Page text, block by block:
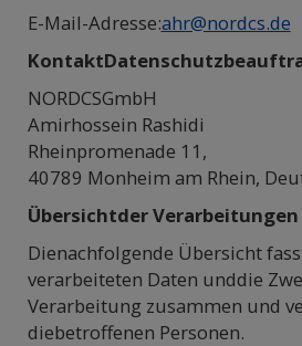
E-Mail-Adresse:ahr@nordcs.de
NORDCSGmbH
Amirhossein Rashidi
Rheinpromenade 11,
40789 Monheim am Rhein,
Übersichtder Verarbeitungen
Dienachfolgende Übersicht
verarbeiteten Daten unddie
Verarbeitung zusammen und
diebetroffenen Personen.